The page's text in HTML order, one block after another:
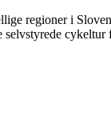
regioner i
selvstyrede cykeltur